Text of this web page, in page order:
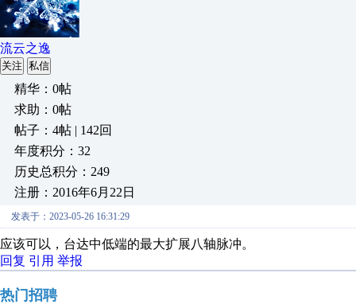
流云之逸
关注 私信
精华：0帖
求助：0帖
帖子：4帖 | 142回
年度积分：32
历史总积分：249
注册：2016年6月22日
发表于：2023-05-26 16:31:29
应该可以，台达中低端的最大扩展八轴脉冲。
回复 引用 举报
热门招聘